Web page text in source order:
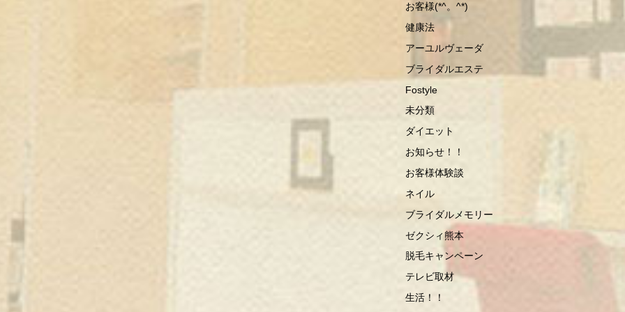
お客様(*^。^*)
健康法
アーユルヴェーダ
ブライダルエステ
Fostyle
未分類
ダイエット
お知らせ！！
お客様体験談
ネイル
ブライダルメモリー
ゼクシィ熊本
脱毛キャンペーン
テレビ取材
生活！！